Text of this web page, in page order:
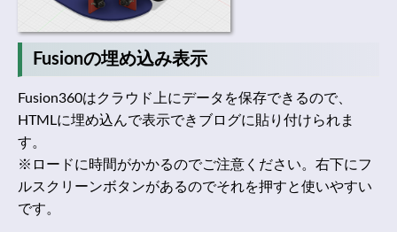
Fusionの埋め込み表示
Fusion360はクラウド上にデータを保存できるので、
HTMLに埋め込んで表示できブログに貼り付けられま
す。
※ロードに時間がかかるのでご注意ください。右下にフ
ルスクリーンボタンがあるのでそれを押すと使いやすい
です。